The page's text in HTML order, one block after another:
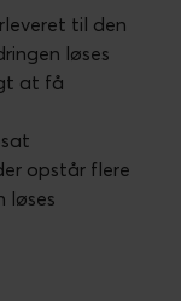
for
løse deres
til et ægte
problemer